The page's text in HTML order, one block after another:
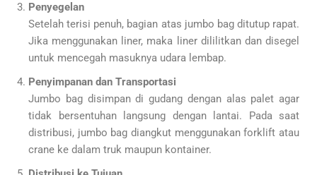
Penyegelan
Setelah terisi penuh, bagian atas jumbo bag ditutup rapat.
Jika menggunakan liner, maka liner dililitkan dan disegel
untuk mencegah masuknya udara lembap.
Penyimpanan dan Transportasi
Jumbo bag disimpan di gudang dengan alas palet agar
tidak bersentuhan langsung dengan lantai. Pada saat
distribusi, jumbo bag diangkut menggunakan forklift atau
crane ke dalam truk maupun kontainer.